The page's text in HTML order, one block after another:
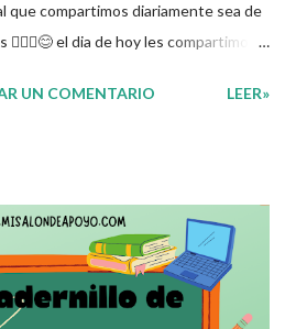
que compartimos diariamente sea de
el dia de hoy les compartimos
los docentes ya que es el
todos los conocimientos que se
forma asentar el conocimiento entre
a los creadores de estos increibles
dedicacion y trabajo podemos gozar
UN COMENTARIO LEER»